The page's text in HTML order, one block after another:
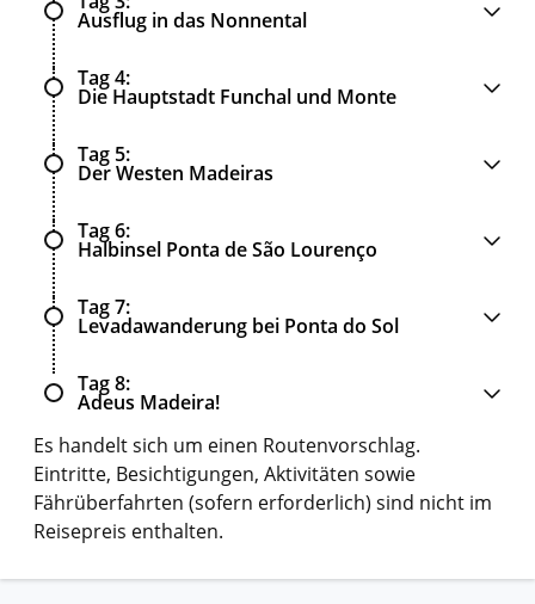
Ausflug in das Nonnental
Tag 4
Die Hauptstadt Funchal und Monte
Tag 5
Der Westen Madeiras
Tag 6
Halbinsel Ponta de São Lourenço
Tag 7
Levadawanderung bei Ponta do Sol
Tag 8
Adeus Madeira!
Es handelt sich um einen Routenvorschlag.
Eintritte, Besichtigungen, Aktivitäten sowie
Fährüberfahrten (sofern erforderlich) sind nicht im
Reisepreis enthalten.